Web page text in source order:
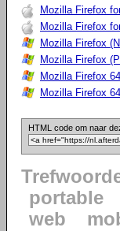
Mozilla Firefox
Mozilla Firefox
Mozilla Firefox
Mozilla Firefox
Mozilla Firefox
Mozilla Firefox
HTML code om naar
portable
web